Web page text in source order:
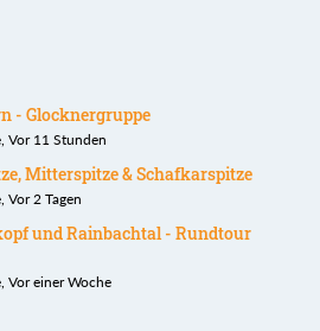
- Glocknergruppe
Vor 11 Stunden
Mitterspitze & Schafkarspitze
2 Tagen
und Rainbachtal - Rundtour
Vor einer Woche